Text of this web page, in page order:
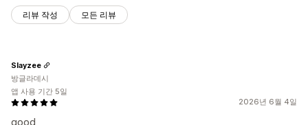
리뷰 작성 모든 리뷰
2026년 6월 4일
good
Slayzee
방글라데시
앱 사용 기간 5일